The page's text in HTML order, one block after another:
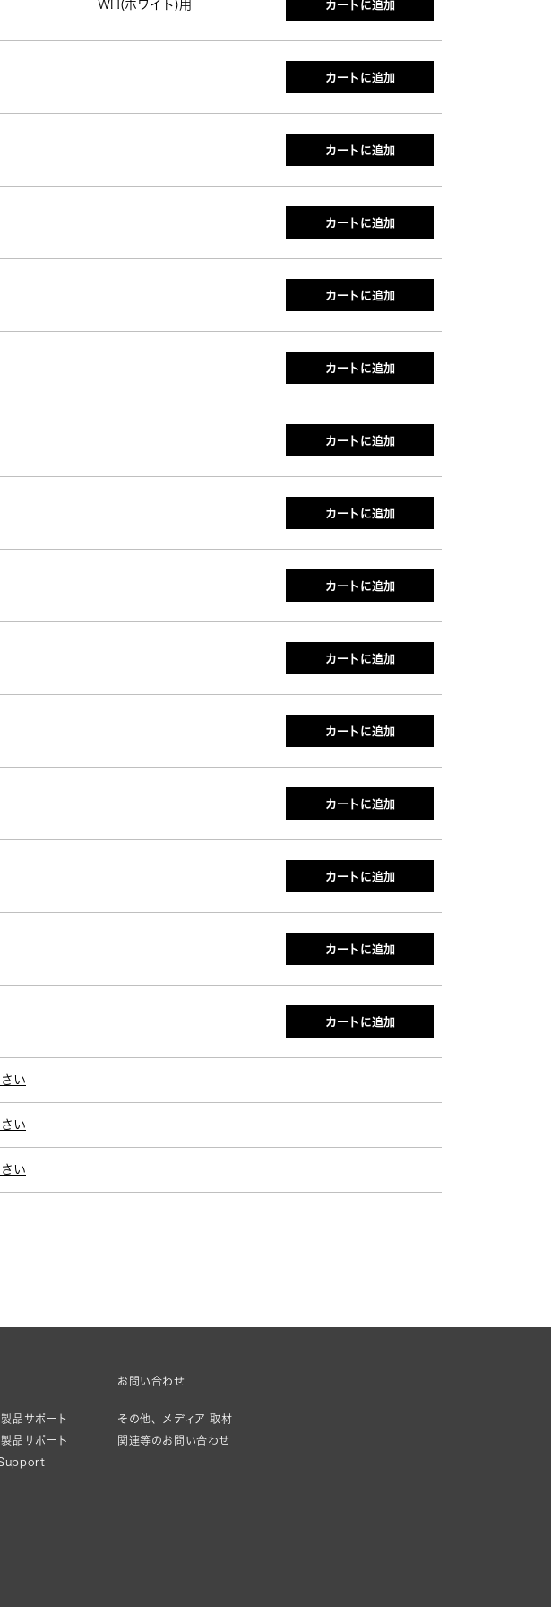
WH(ホワイト)用 カートに追加
カートに追加
カートに追加
カートに追加
カートに追加
カートに追加
カートに追加
カートに追加
カートに追加
カートに追加
カートに追加
カートに追加
カートに追加
カートに追加
カートに追加
い
い
い
品サポート
品サポート
お問い合わせ
その他、メディア 取材
関連等のお問い合わせ